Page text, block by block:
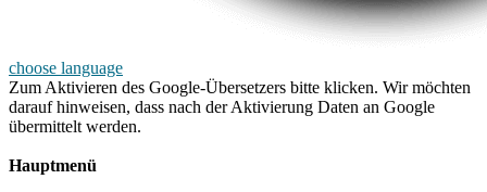
choose language
Zum Aktivieren des Google-Übersetzers bitte klicken. Wir möchten
darauf hinweisen, dass nach der Aktivierung Daten an Google
übermittelt werden.
Hauptmenü